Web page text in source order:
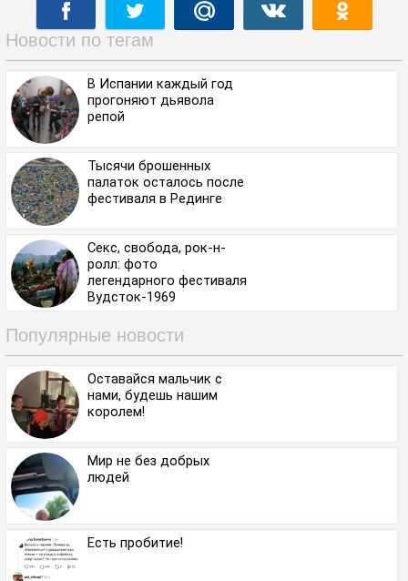
Новости по тегам
В Испании каждый год
прогоняют дьявола
репой
Тысячи брошенных
палаток осталось после
фестиваля в Рединге
Секс, свобода, рок-н-
ролл: фото
легендарного фестиваля
Вудсток-1969
Популярные новости
Оставайся мальчик с
нами, будешь нашим
королем!
Мир не без добрых
людей
Есть пробитие!